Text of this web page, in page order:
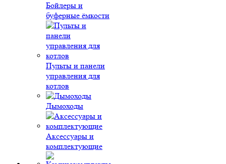
Бойлеры и
буферные ёмкости
Пульты и панели
управления для
котлов
Дымоходы
Аксессуары и
комплектующие